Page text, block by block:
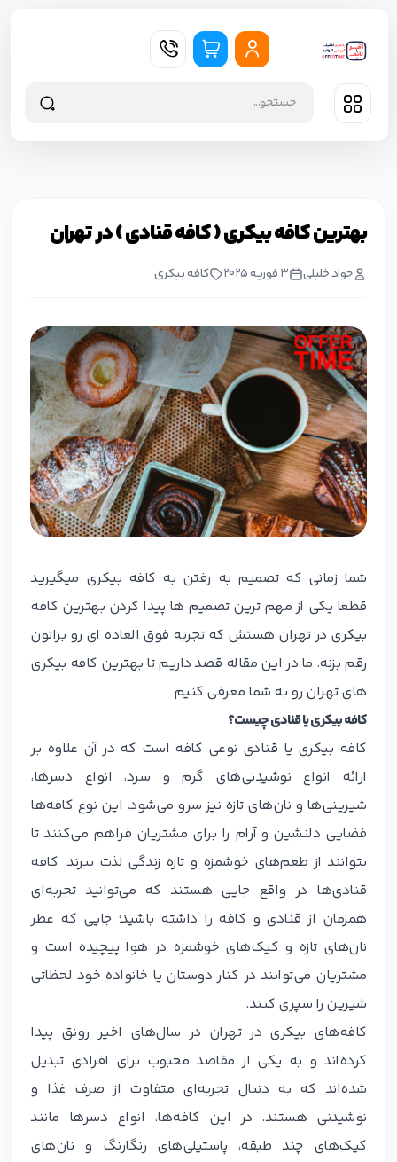
بهترین کافه بیکری ( کافه قنادی ) در تهران
جواد خليلي 3 فوریه 2025 کافه بیکری
شما زمانی که تصمیم به رفتن به کافه بیکری میگیرید
قطعا یکی از مهم ترین تصمیم ها پیدا کردن بهترین کافه
بیکری در تهران هستش که تجربه فوق العاده ای رو براتون
رقم بزنه. ما در این مقاله قصد داریم تا بهترین کافه بیکری
های تهران رو به شما معرفی کنیم
کافه بیکری یا قنادی چیست؟
کافه بیکری یا قنادی نوعی کافه است که در آن علاوه بر
ارائه انواع نوشیدنی‌های گرم و سرد، انواع دسرها،
شیرینی‌ها و نان‌های تازه نیز سرو می‌شود. این نوع کافه‌ها
فضایی دلنشین و آرام را برای مشتریان فراهم می‌کنند تا
بتوانند از طعم‌های خوشمزه و تازه زندگی لذت ببرند. کافه
قنادی‌ها در واقع جایی هستند که می‌توانید تجربه‌ای
همزمان از قنادی و کافه را داشته باشید؛ جایی که عطر
نان‌های تازه و کیک‌های خوشمزه در هوا پیچیده است و
مشتریان می‌توانند در کنار دوستان یا خانواده خود لحظاتی
شیرین را سپری کنند.
کافه‌های بیکری در تهران در سال‌های اخیر رونق پیدا
کرده‌اند و به یکی از مقاصد محبوب برای افرادی تبدیل
شده‌اند که به دنبال تجربه‌ای متفاوت از صرف غذا و
نوشیدنی هستند. در این کافه‌ها، انواع دسرها مانند
کیک‌های چند طبقه، پاستیلی‌های رنگارنگ و نان‌های